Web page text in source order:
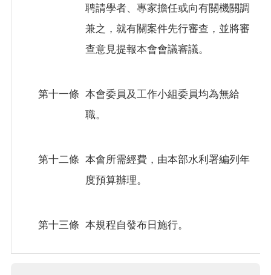
聘請學者、專家擔任或向有關機關調
兼之，就有關案件先行審查，並將審
查意見提報本會會議審議。
第十一條 本會委員及工作小組委員均為無給
職。
第十二條 本會所需經費，由本部水利署編列年
度預算辦理。
第十三條 本規程自發布日施行。